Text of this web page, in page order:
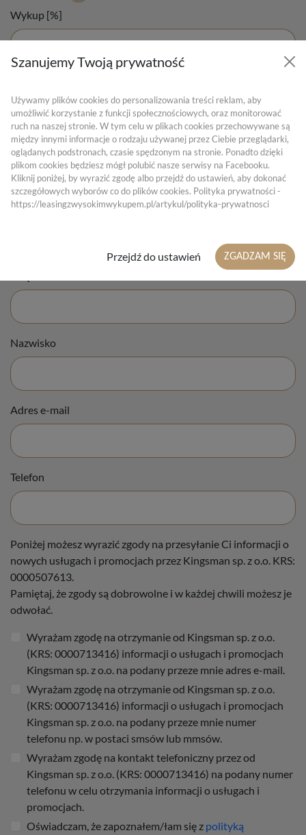
Wykup [%]
Twoja miesięczna rata leasingu netto
1780.96 zł netto
WNIOSKUJ ONLINE
Nazwisko
Adres e-mail
Telefon
Poniżej możesz wyrazić zgody na przesyłanie Ci informacji o
nowych usługach i promocjach przez Kingsman sp. z o.o. KRS:
0000507613.
Pamiętaj, że zgody są dobrowolne i w każdej chwili możesz je
odwołać.
Wyrażam zgodę na otrzymanie od Kingsman sp. z o.o.
(KRS: 0000713416) informacji o usługach i promocjach
Kingsman sp. z o.o. na podany przeze mnie adres e-mail.
Wyrażam zgodę na otrzymanie od Kingsman sp. z o.o.
(KRS: 0000713416) informacji o usługach i promocjach
Kingsman sp. z o.o. na podany przeze mnie numer
telefonu np. w postaci smsów lub mmsów.
Wyrażam zgodę na kontakt telefoniczny przez od
Kingsman sp. z o.o. (KRS: 0000713416) na podany numer
telefonu w celu otrzymania informacji o usługach i
promocjach.
Oświadczam, że zapoznałem/łam się z polityką
Szanujemy Twoją prywatność
Używamy plików cookies do personalizowania treści reklam, aby
umożliwić korzystanie z funkcji społecznościowych, oraz monitorować
ruch na naszej stronie. W tym celu w plikach cookies przechowywane są
między innymi informacje o rodzaju używanej przez Ciebie przeglądarki,
oglądanych podstronach, czasie spędzonym na stronie. Ponadto dzięki
plikom cookies będziesz mógł polubić nasze serwisy na Facebooku.
Kliknij poniżej, by wyrazić zgodę albo przejdź do ustawień, aby dokonać
szczegółowych wyborów co do plików cookies. Polityka prywatności -
https://leasingzwysokimwykupem.pl/artykul/polityka-prywatnosci
Przejdź do ustawień ZGADZAM SIĘ